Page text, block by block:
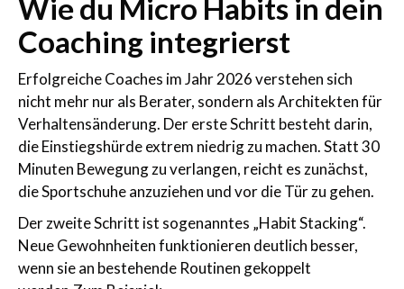
Wie du Micro Habits in dein
Coaching integrierst
Erfolgreiche Coaches im Jahr 2026 verstehen sich
nicht mehr nur als Berater, sondern als Architekten für
Verhaltensänderung. Der erste Schritt besteht darin,
die Einstiegshürde extrem niedrig zu machen. Statt 30
Minuten Bewegung zu verlangen, reicht es zunächst,
die Sportschuhe anzuziehen und vor die Tür zu gehen.
Der zweite Schritt ist sogenanntes „Habit Stacking“.
Neue Gewohnheiten funktionieren deutlich besser,
wenn sie an bestehende Routinen gekoppelt